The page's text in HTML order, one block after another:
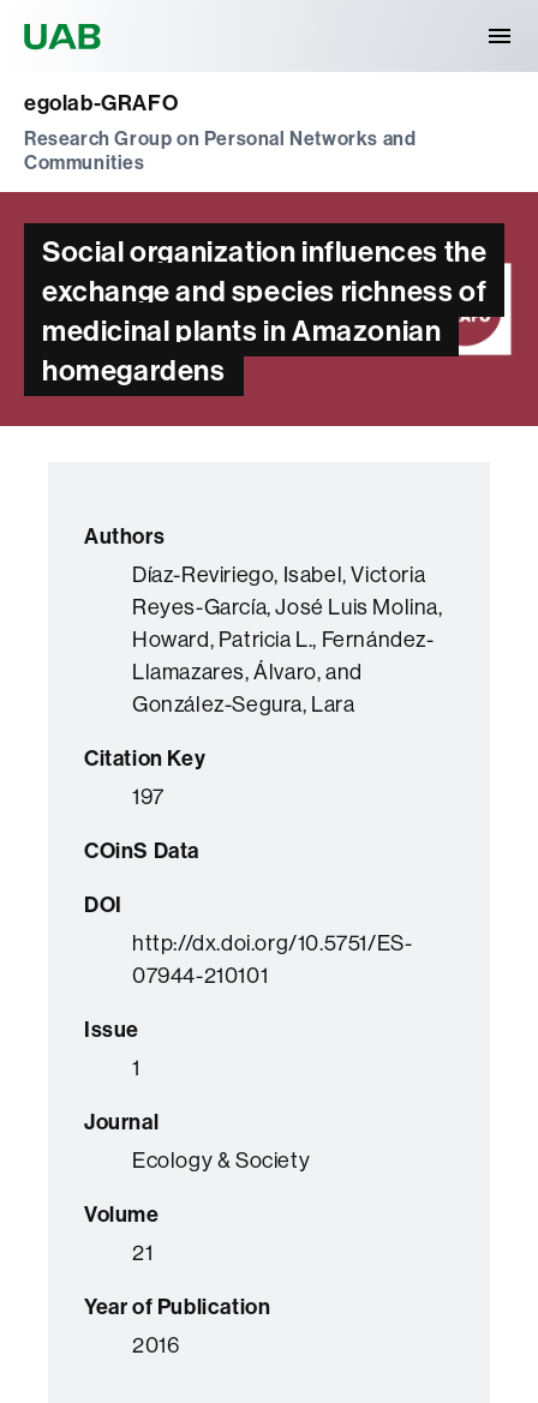
egolab-GRAFO
Research Group on Personal Networks and
Communities
Social organization influences the
exchange and species richness of
medicinal plants in Amazonian
homegardens
Authors
Díaz-Reviriego, Isabel, Victoria
Reyes-García, José Luis Molina,
Howard, Patricia L., Fernández-
Llamazares, Álvaro, and
González-Segura, Lara
Citation Key
197
COinS Data
DOI
http://dx.doi.org/10.5751/ES-
07944-210101
Issue
1
Journal
Ecology & Society
Volume
21
Year of Publication
2016